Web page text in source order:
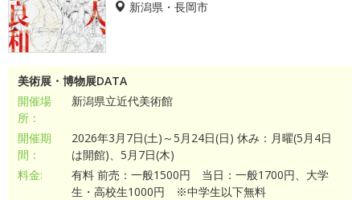
新潟県・長岡市
美術展・博物展DATA
開催場
所：
新潟県立近代美術館
開催期
間：
2026年3月7日(土)～5月24日(日) 休み：月曜(5月4日
は開館)、5月7日(木)
料金:
有料 前売：一般1500円 当日：一般1700円、大学
生・高校生1000円 ※中学生以下無料